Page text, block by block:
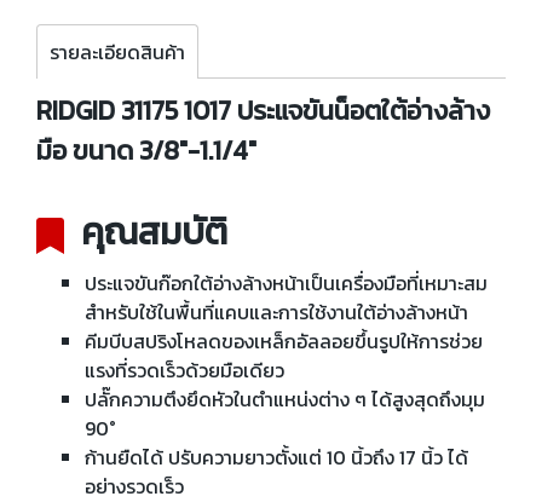
รายละเอียดสินค้า
RIDGID 31175 1017 ประแจขันน็อตใต้อ่างล้าง
มือ ขนาด 3/8"-1.1/4"
คุณสมบัติ
ประแจขันก๊อกใต้อ่างล้างหน้าเป็นเครื่องมือที่เหมาะสม
สำหรับใช้ในพื้นที่แคบและการใช้งานใต้อ่างล้างหน้า
คีมบีบสปริงโหลดของเหล็กอัลลอยขึ้นรูปให้การช่วย
แรงที่รวดเร็วด้วยมือเดียว
ปลั๊กความตึงยึดหัวในตำแหน่งต่าง ๆ ได้สูงสุดถึงมุม
90°
ก้านยืดได้ ปรับความยาวตั้งแต่ 10 นิ้วถึง 17 นิ้ว ได้
อย่างรวดเร็ว